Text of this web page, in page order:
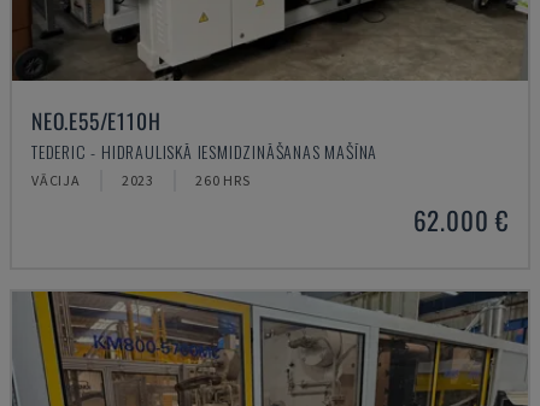
NEO.E55/E110H
TEDERIC - HIDRAULISKĀ IESMIDZINĀŠANAS MAŠĪNA
VĀCIJA 2023 260 HRS
62.000 €